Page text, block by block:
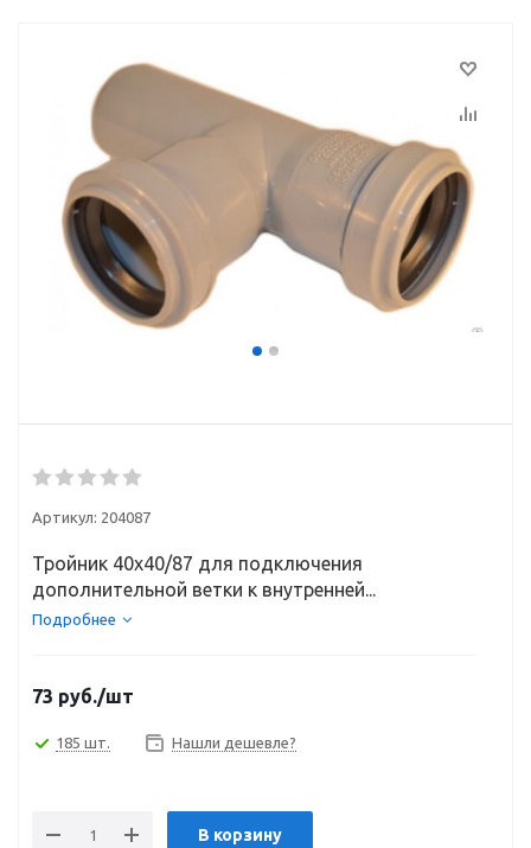
Артикул: 204087
Тройник 40х40/87 для подключения
дополнительной ветки к внутренней...
Подробнее
73 руб./шт
185 шт. Нашли дешевле?
В корзину